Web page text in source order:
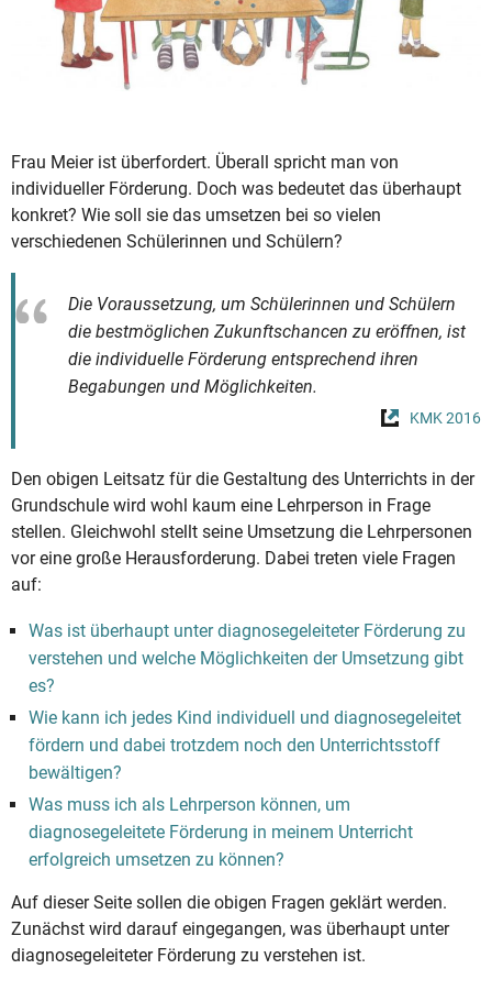
Frau Meier ist überfordert. Überall spricht man von
individueller Förderung. Doch was bedeutet das überhaupt
konkret? Wie soll sie das umsetzen bei so vielen
verschiedenen Schülerinnen und Schülern?
Die Voraussetzung, um Schülerinnen und Schülern
die bestmöglichen Zukunftschancen zu eröffnen, ist
die individuelle Förderung entsprechend ihren
Begabungen und Möglichkeiten.
KMK 2016
Den obigen Leitsatz für die Gestaltung des Unterrichts in der
Grundschule wird wohl kaum eine Lehrperson in Frage
stellen. Gleichwohl stellt seine Umsetzung die Lehrpersonen
vor eine große Herausforderung. Dabei treten viele Fragen
auf:
Was ist überhaupt unter diagnosegeleiteter Förderung zu
verstehen und welche Möglichkeiten der Umsetzung gibt
es?
Wie kann ich jedes Kind individuell und diagnosegeleitet
fördern und dabei trotzdem noch den Unterrichtsstoff
bewältigen?
Was muss ich als Lehrperson können, um
diagnosegeleitete Förderung in meinem Unterricht
erfolgreich umsetzen zu können?
Auf dieser Seite sollen die obigen Fragen geklärt werden.
Zunächst wird darauf eingegangen, was überhaupt unter
diagnosegeleiteter Förderung zu verstehen ist.